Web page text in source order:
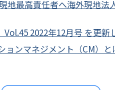
地最高責任者へ海外現地法
2022年12月号 を更新
ョンマネジメント（CM）と